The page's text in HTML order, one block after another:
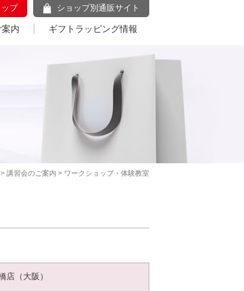
プ ショップ別通販サイト
内 ギフトラッピング情報
> 講習会のご案内 > ワークショップ・体験教室
店（大阪）